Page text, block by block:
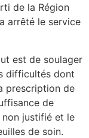
de la Région
arrêté le service
est de soulager
difficultés dont
prescription de
de
non justifié et le
de soin.